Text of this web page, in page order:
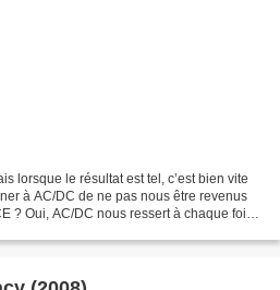
lorsque le résultat est tel, c’est bien vite
à AC/DC de ne pas nous être revenus
? Oui, AC/DC nous ressert à chaque fois